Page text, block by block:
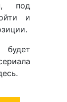
под
и